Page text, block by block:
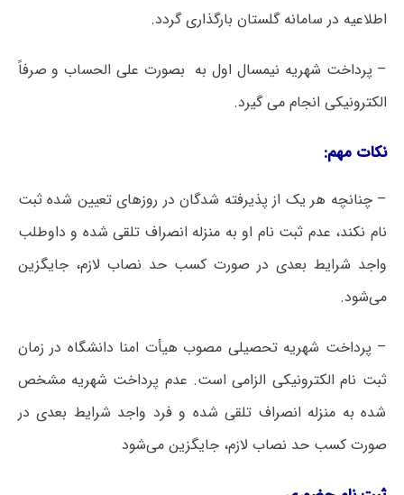
اطلاعیه در سامانه گلستان بارگذاری گردد.
– پرداخت شهریه نیمسال اول به بصورت علی الحساب و صرفاً
الکترونیکی انجام می گیرد.
نکات مهم:
– چنانچه هر یک از پذیرفته شدگان در روزهای تعیین شده ثبت
نام نکند، عدم ثبت نام او به منزله انصراف تلقی شده و داوطلب
واجد شرایط بعدی در صورت کسب حد نصاب لازم، جایگزین
می‌شود.
– پرداخت شهریه تحصیلی مصوب هیأت امنا دانشگاه در زمان
ثبت نام الکترونیکی الزامی است. عدم پرداخت شهریه مشخص
شده به منزله انصراف تلقی شده و فرد واجد شرایط بعدی در
صورت کسب حد نصاب لازم، جایگزین می‌شود